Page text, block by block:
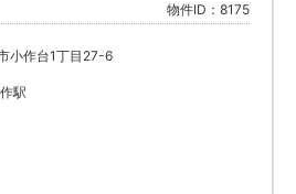
物件ID：8175
小作台1丁目27-6
駅